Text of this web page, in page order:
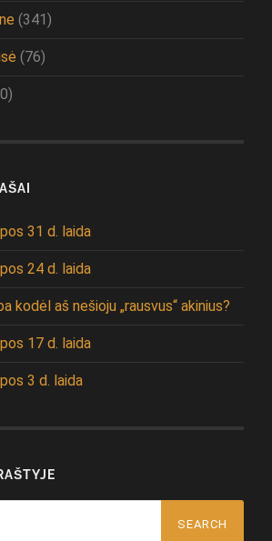
(341)
(76)
31 d. laida
24 d. laida
kodėl aš nešioju „rausvus“ akinius?
17 d. laida
3 d. laida